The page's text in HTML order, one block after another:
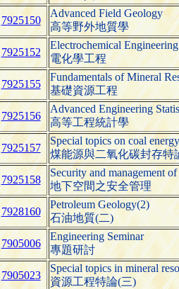
7925150
Advanced Field Geology
高等野外地質學
7925152
Electrochemical Engineering
電化學工程
7925155
Fundamentals of Mineral
基礎資源工程
7925156
Advanced Engineering
高等工程統計學
7925157
Special topics on coal
煤能源與二氧化碳封存特
7925158
Security and management
地下空間之安全管理
7928160
Petroleum Geology(2)
石油地質(二)
7905006
Engineering Seminar
專題研討
7905023
Special topics in mineral
資源工程特論(三)